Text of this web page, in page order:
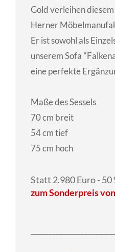
Gold verleihen diesem
Herner
Er ist sowohl als
unserem Sofa
eine perfekte
Maße des Sessels
70 cm breit
54 cm tief
75 cm hoch
Statt 2.980 Euro - 50
zum Sonderpreis